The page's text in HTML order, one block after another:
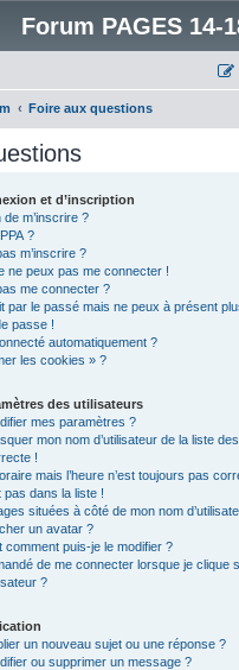
Forum PAGES 14-
Foire aux questions
et d’inscription
m’inscrire ?
?
m’inscrire ?
ne peux pas me connecter !
me connecter ?
par le passé mais ne peux à présent
passe !
automatiquement ?
les cookies » ?
des utilisateurs
mes paramètres ?
mon nom d’utilisateur de la liste
!
mais l’heure n’est toujours pas
pas dans la liste !
situées à côté de mon nom
un avatar ?
comment puis-je le modifier ?
de me connecter lorsque je clique
?
un nouveau sujet ou une réponse ?
ou supprimer un message ?